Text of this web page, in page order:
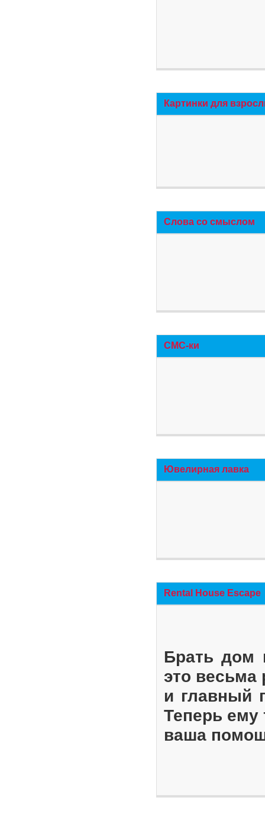
Картинки для
Слова со смыслом
СМС-ки
Ювелирная лавка
Rental House Escape
Брать дом
это весьма
и главный
Теперь ему
ваша